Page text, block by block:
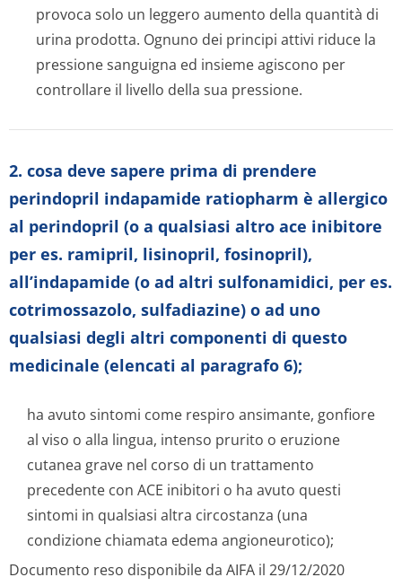
provoca solo un leggero aumento della quantità di
urina prodotta. Ognuno dei principi attivi riduce la
pressione sanguigna ed insieme agiscono per
controllare il livello della sua pressione.
2. cosa deve sapere prima di prendere
perindopril indapamide ratiopharm è allergico
al perindopril (o a qualsiasi altro ace inibitore
per es. ramipril, lisinopril, fosinopril),
all’indapamide (o ad altri sulfonamidici, per es.
cotrimossazolo, sulfadiazine) o ad uno
qualsiasi degli altri componenti di questo
medicinale (elencati al paragrafo 6);
ha avuto sintomi come respiro ansimante, gonfiore
al viso o alla lingua, intenso prurito o eruzione
cutanea grave nel corso di un trattamento
precedente con ACE inibitori o ha avuto questi
sintomi in qualsiasi altra circostanza (una
condizione chiamata edema angioneurotico);
Documento reso disponibile da AIFA il 29/12/2020